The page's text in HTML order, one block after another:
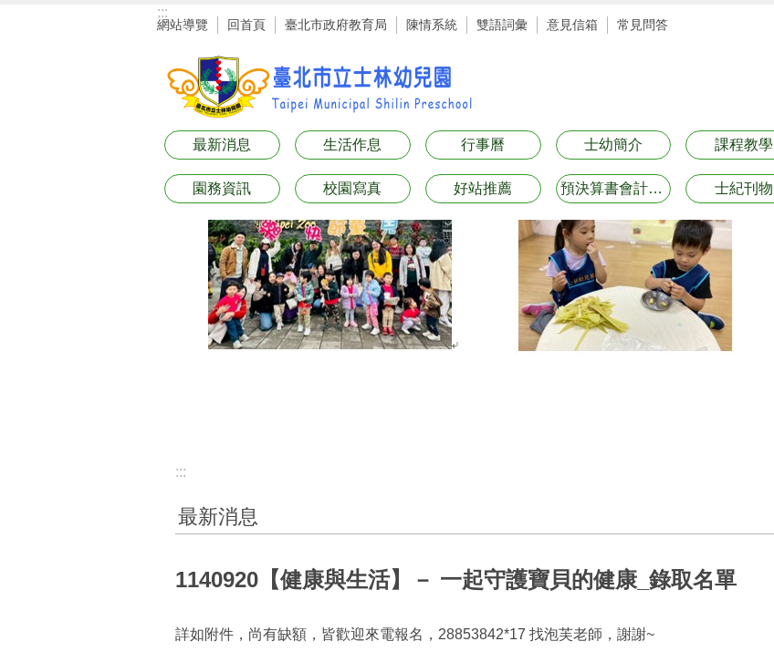
:::
網站導覽 回首頁 臺北市政府教育局 陳情系統 雙語詞彙 意見信箱 常見問答
最新消息 生活作息 行事曆 士幼簡介 課程教學
園務資訊 校園寫真 好站推薦 預決算書會計月報表專區 士紀刊物
:::
最新消息
1140920【健康與生活】－ 一起守護寶貝的健康_錄取名單
詳如附件，尚有缺額，皆歡迎來電報名，28853842*17 找泡芙老師，謝謝~